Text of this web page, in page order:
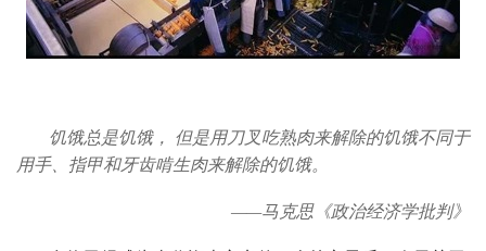
饥饿总是饥饿， 但是用刀叉吃熟肉来解除的饥饿不同于
用手、指甲和牙齿啃生肉来解除的饥饿。
——马克思《政治经济学批判》